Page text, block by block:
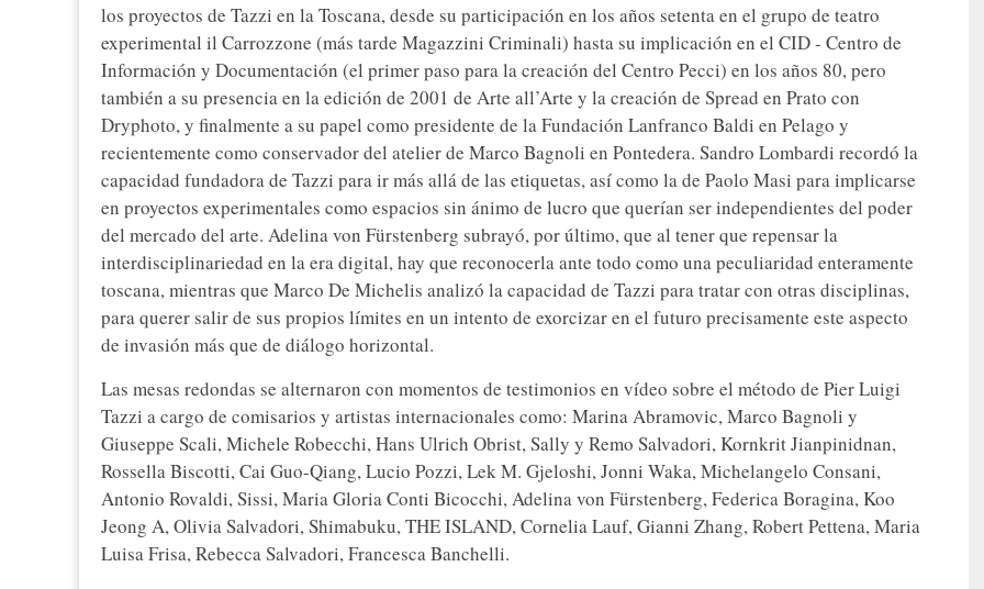
los proyectos de Tazzi en la Toscana, desde su participación en los años setenta en el grupo de teatro
experimental il Carrozzone (más tarde Magazzini Criminali) hasta su implicación en el CID - Centro de
Información y Documentación (el primer paso para la creación del Centro Pecci) en los años 80, pero
también a su presencia en la edición de 2001 de Arte all’Arte y la creación de Spread en Prato con
Dryphoto, y finalmente a su papel como presidente de la Fundación Lanfranco Baldi en Pelago y
recientemente como conservador del atelier de Marco Bagnoli en Pontedera. Sandro Lombardi recordó la
capacidad fundadora de Tazzi para ir más allá de las etiquetas, así como la de Paolo Masi para implicarse
en proyectos experimentales como espacios sin ánimo de lucro que querían ser independientes del poder
del mercado del arte. Adelina von Fürstenberg subrayó, por último, que al tener que repensar la
interdisciplinariedad en la era digital, hay que reconocerla ante todo como una peculiaridad enteramente
toscana, mientras que Marco De Michelis analizó la capacidad de Tazzi para tratar con otras disciplinas,
para querer salir de sus propios límites en un intento de exorcizar en el futuro precisamente este aspecto
de invasión más que de diálogo horizontal.
Las mesas redondas se alternaron con momentos de testimonios en vídeo sobre el método de Pier Luigi
Tazzi a cargo de comisarios y artistas internacionales como: Marina Abramovic, Marco Bagnoli y
Giuseppe Scali, Michele Robecchi, Hans Ulrich Obrist, Sally y Remo Salvadori, Kornkrit Jianpinidnan,
Rossella Biscotti, Cai Guo-Qiang, Lucio Pozzi, Lek M. Gjeloshi, Jonni Waka, Michelangelo Consani,
Antonio Rovaldi, Sissi, Maria Gloria Conti Bicocchi, Adelina von Fürstenberg, Federica Boragina, Koo
Jeong A, Olivia Salvadori, Shimabuku, THE ISLAND, Cornelia Lauf, Gianni Zhang, Robert Pettena, Maria
Luisa Frisa, Rebecca Salvadori, Francesca Banchelli.